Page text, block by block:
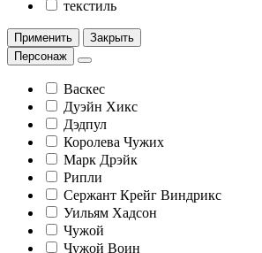
текстиль
Применить
Закрыть
Персонаж
Васкес
Дуэйн Хикс
Дэдпул
Королева Чужих
Марк Дрэйк
Рипли
Сержант Крейг Виндрикс
Уильям Хадсон
Чужой
Чужой Воин